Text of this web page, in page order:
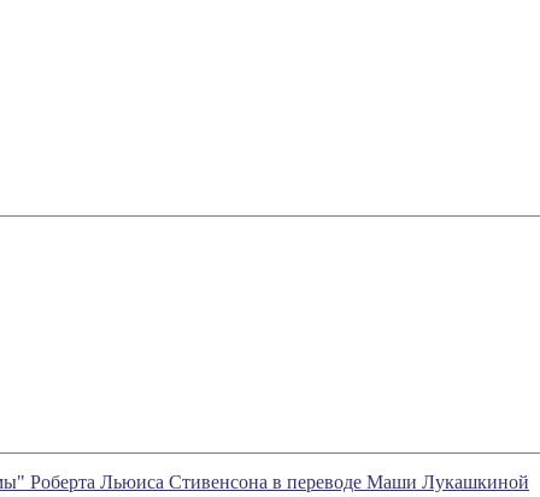
Роберта Льюиса Стивенсона в переводе Маши Лукашкиной